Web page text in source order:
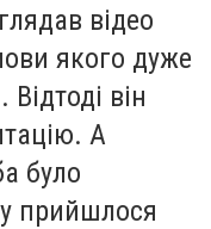
відео
якого дуже
він
А
було
прийшлося